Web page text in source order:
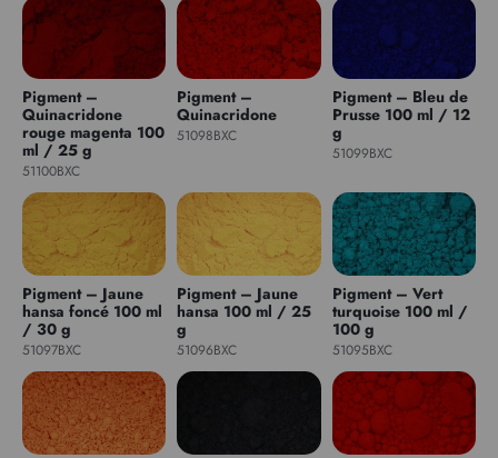
Pigment –
Quinacridone
rouge magenta 100
ml / 25 g
51100BXC
Pigment –
Quinacridone
51098BXC
Pigment – Bleu de
Prusse 100 ml / 12
g
51099BXC
Pigment – Jaune
hansa foncé 100 ml
/ 30 g
51097BXC
Pigment – Jaune
hansa 100 ml / 25
g
51096BXC
Pigment – Vert
turquoise 100 ml /
100 g
51095BXC